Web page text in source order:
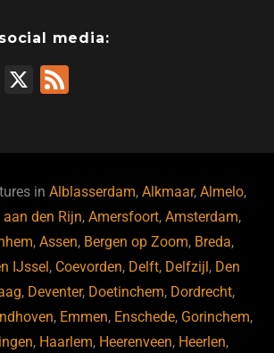
media:
Li
X
inAlblasserdam,Alkmaar,Almelo,
den Rijn,Amersfoort,Amsterdam,
,Assen, Bergen op Zoom, Breda,
IJssel , Coevorden, Delft, Delfzijl , Den
, Deventer, Doetinchem, Dordrecht,
, Emmen, Enschede, Gorinchem,
, Haarlem, Heerenveen, Heerlen,